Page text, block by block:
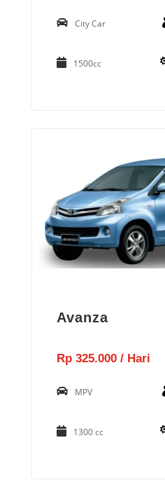
City Car
1500cc
Avanza
Rp 325.000 / Hari
MPV
1300 cc